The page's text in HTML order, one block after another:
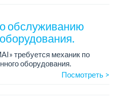
обслуживанию
требуется механик по
оборудования.
Посмотреть >